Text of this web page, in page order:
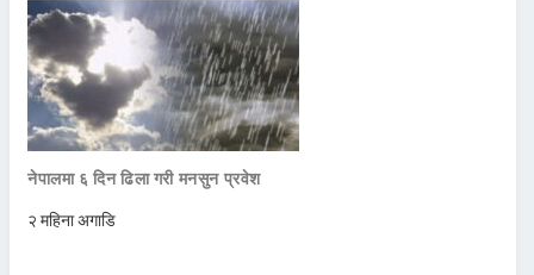
नेपालमा ६ दिन ढिला गरी मनसुन प्रवेश
२ महिना अगाडि